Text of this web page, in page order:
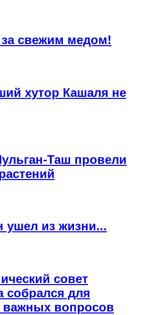
свежим медом!
хутор Кашаля не
Таш провели
ушел из жизни...
совет
собрался для
важных вопросов